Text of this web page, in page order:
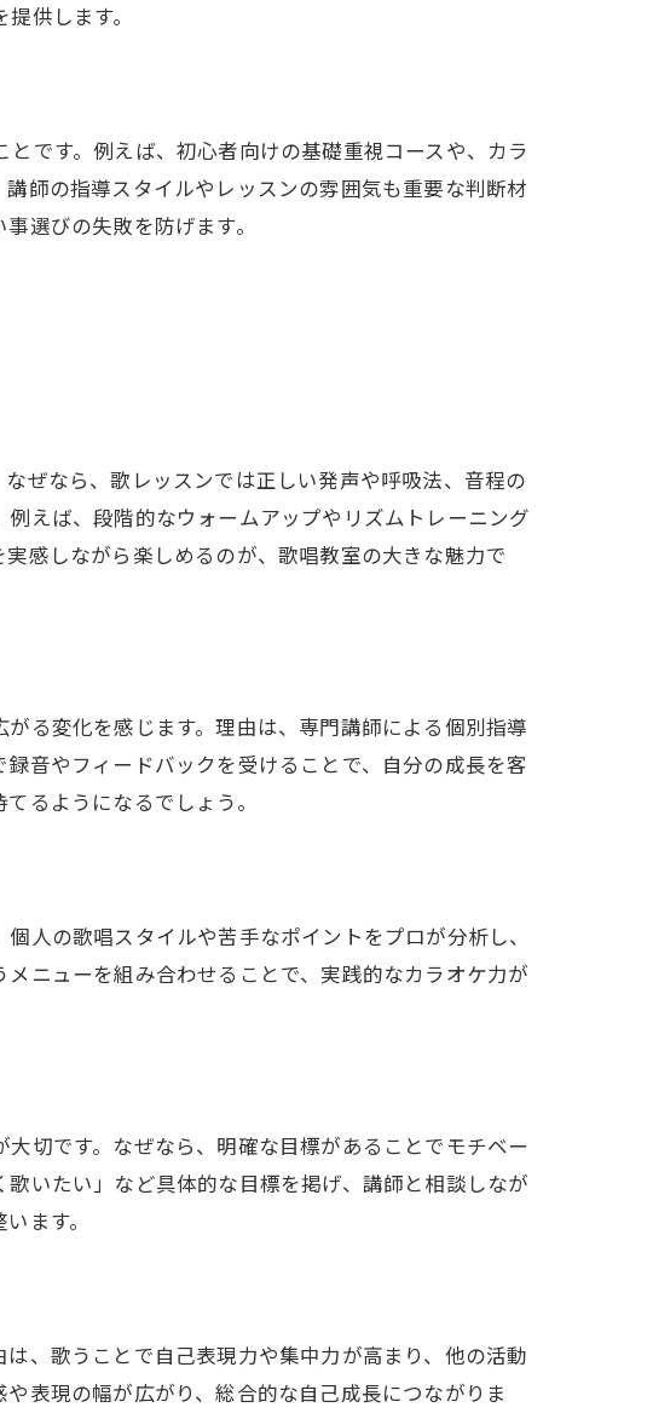
選び
ック
ト
スンの魅力
選び方
ノウハウ
訣
特徴
ツ
供します。
です。例えば、初心者向けの基礎重視コースや、カラ
師の指導スタイルやレッスンの雰囲気も重要な判断材
選びの失敗を防げます。
ぜなら、歌レッスンでは正しい発声や呼吸法、音程の
えば、段階的なウォームアップやリズムトレーニング
感しながら楽しめるのが、歌唱教室の大きな魅力で
る変化を感じます。理由は、専門講師による個別指導
音やフィードバックを受けることで、自分の成長を客
るようになるでしょう。
人の歌唱スタイルや苦手なポイントをプロが分析し、
ニューを組み合わせることで、実践的なカラオケ力が
切です。なぜなら、明確な目標があることでモチベー
いたい」など具体的な目標を掲げ、講師と相談しなが
ます。
、歌うことで自己表現力や集中力が高まり、他の活動
表現の幅が広がり、総合的な自己成長につながりま
！ スタ
！ スタ